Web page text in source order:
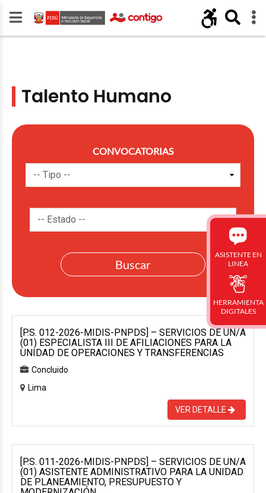
Talento Humano
CONVOCATORIAS
[P.S. 012-2026-MIDIS-PNPDS] – SERVICIOS DE UN/A
(01) ESPECIALISTA III DE AFILIACIONES PARA LA
UNIDAD DE OPERACIONES Y TRANSFERENCIAS
Concluido
Lima
VER DETALLE
[P.S. 011-2026-MIDIS-PNPDS] – SERVICIOS DE UN/A
(01) ASISTENTE ADMINISTRATIVO PARA LA UNIDAD
DE PLANEAMIENTO, PRESUPUESTO Y
ASISTENTE EN
LINEA
HERRAMIENTA
DIGITALES